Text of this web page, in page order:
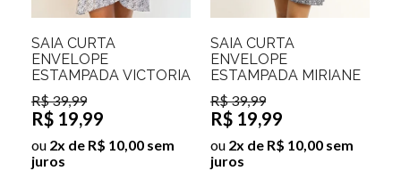
SAIA CURTA
ENVELOPE
ESTAMPADA VICTORIA
R$ 39,99
R$ 19,99
ou 2x de R$ 10,00 sem
juros
SAIA CURTA
ENVELOPE
ESTAMPADA MIRIANE
R$ 39,99
R$ 19,99
ou 2x de R$ 10,00 sem
juros